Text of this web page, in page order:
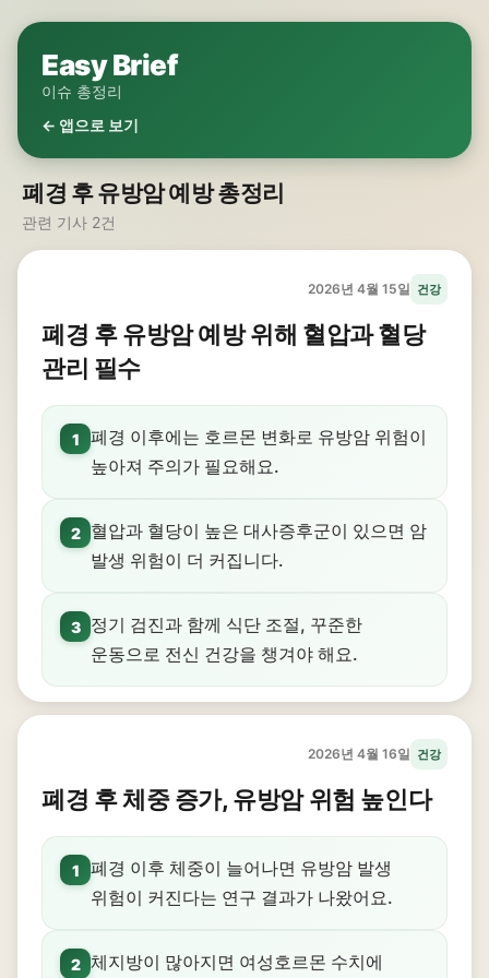
Easy Brief
이슈 총정리
← 앱으로 보기
폐경 후 유방암 예방 총정리
관련 기사 2건
2026년 4월 15일 건강
폐경 후 유방암 예방 위해 혈압과 혈당
관리 필수
1
폐경 이후에는 호르몬 변화로 유방암 위험이
높아져 주의가 필요해요.
2
혈압과 혈당이 높은 대사증후군이 있으면 암
발생 위험이 더 커집니다.
3
정기 검진과 함께 식단 조절, 꾸준한
운동으로 전신 건강을 챙겨야 해요.
2026년 4월 16일 건강
폐경 후 체중 증가, 유방암 위험 높인다
1
폐경 이후 체중이 늘어나면 유방암 발생
위험이 커진다는 연구 결과가 나왔어요.
2 체지방이 많아지면 여성호르몬 수치에